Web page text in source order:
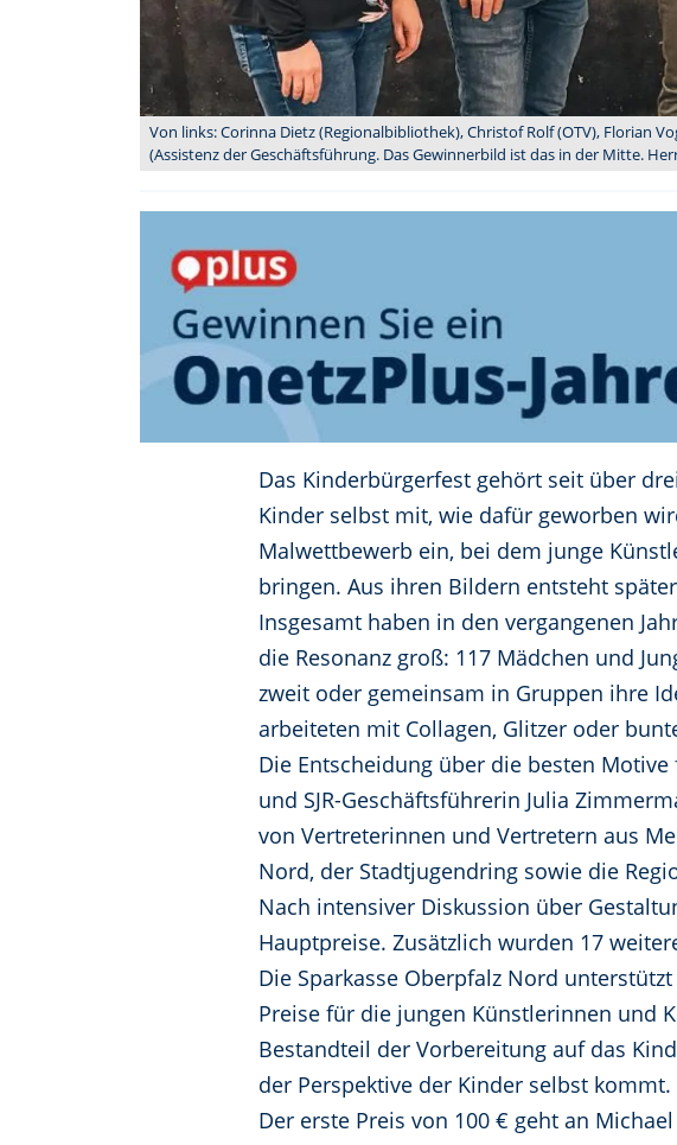
Von links: Corinna Dietz (Regionalbibliothek), Christof Rolf (OTV), Florian
(Assistenz der Geschäftsführung. Das Gewinnerbild ist das in der Mitte.
Das Kinderbürgerfest gehört seit über
Kinder selbst mit, wie dafür geworben
Malwettbewerb ein, bei dem junge
bringen. Aus ihren Bildern entsteht
Insgesamt haben in den vergangenen
die Resonanz groß: 117 Mädchen und
zweit oder gemeinsam in Gruppen ihre
arbeiteten mit Collagen, Glitzer oder
Die Entscheidung über die besten
und SJR-Geschäftsführerin Julia
von Vertreterinnen und Vertretern aus
Nord, der Stadtjugendring sowie die
Nach intensiver Diskussion über
Hauptpreise. Zusätzlich wurden 17
Die Sparkasse Oberpfalz Nord
Preise für die jungen Künstlerinnen und
Bestandteil der Vorbereitung auf das
der Perspektive der Kinder selbst kommt.
Der erste Preis von 100 € geht an